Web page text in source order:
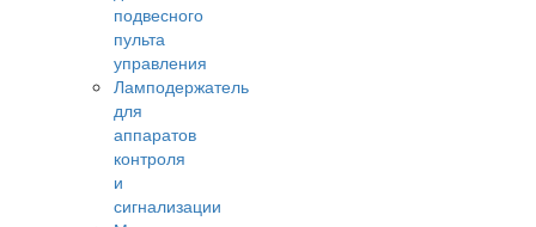
подвесного
пульта
управления
Ламподержатель
для
аппаратов
контроля
и
сигнализации